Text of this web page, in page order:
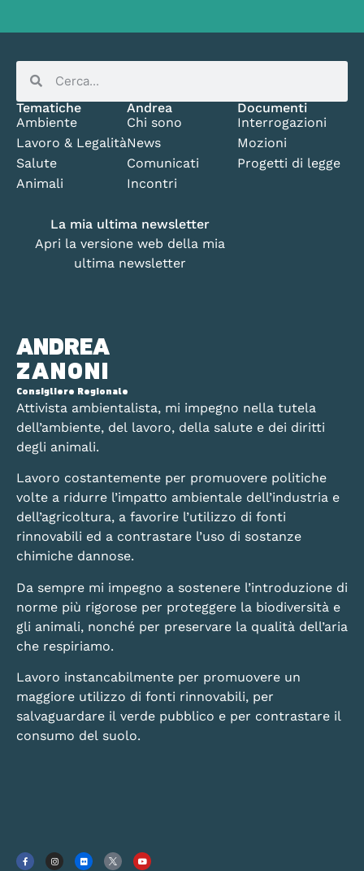
ANDREA
ZANONI
Consigliere Regionale
Attivista ambientalista, mi impegno nella tutela
dell’ambiente, del lavoro, della salute e dei diritti
degli animali.
Lavoro costantemente per promuovere politiche
volte a ridurre l’impatto ambientale dell’industria e
dell’agricoltura, a favorire l’utilizzo di fonti
rinnovabili ed a contrastare l’uso di sostanze
chimiche dannose.
Da sempre mi impegno a sostenere l’introduzione di
norme più rigorose per proteggere la biodiversità e
gli animali, nonché per preservare la qualità dell’aria
che respiriamo.
Lavoro instancabilmente per promuovere un
maggiore utilizzo di fonti rinnovabili, per
salvaguardare il verde pubblico e per contrastare il
consumo del suolo.
Tematiche
Ambiente
Lavoro & Legalità
Salute
Animali
Andrea
Chi sono
News
Comunicati
Incontri
Documenti
Interrogazioni
Mozioni
Progetti di legge
La mia ultima newsletter
Apri la versione web della mia
ultima newsletter